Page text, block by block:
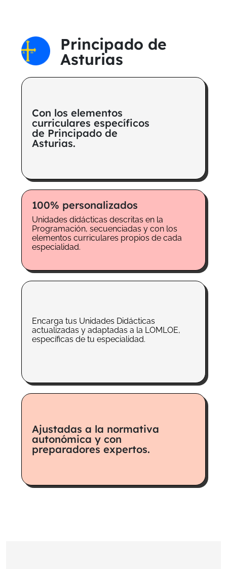
Principado de
Asturias
Con los elementos
curriculares específicos
de Principado de
Asturias.
100% personalizados
Unidades didácticas descritas en la
Programación, secuenciadas y con los
elementos curriculares propios de cada
especialidad.
Encarga tus Unidades Didácticas
actualizadas y adaptadas a la LOMLOE,
específicas de tu especialidad.
Ajustadas a la normativa
autonómica y con
preparadores expertos.